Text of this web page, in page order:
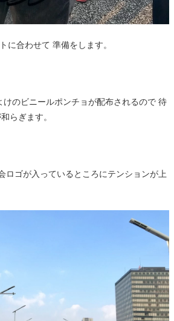
に合わせて 準備をします。
のビニールポンチョが配布されるので 待
らぎます。
ロゴが入っているところにテンションが上